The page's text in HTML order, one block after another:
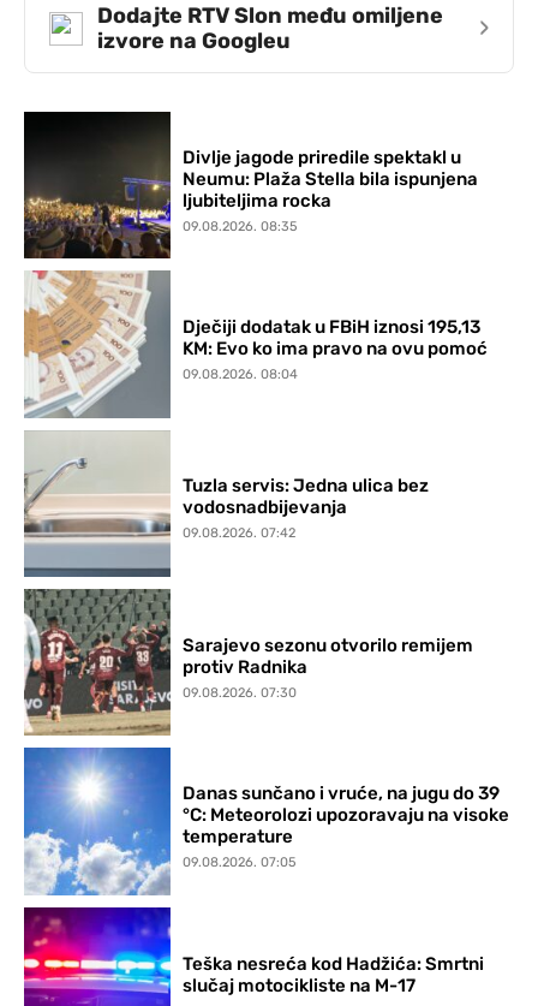
Dodajte RTV Slon među omiljene
izvore na Googleu
›
Divlje jagode priredile spektakl u
Neumu: Plaža Stella bila ispunjena
ljubiteljima rocka
09.08.2026. 08:35
Dječiji dodatak u FBiH iznosi 195,13
KM: Evo ko ima pravo na ovu pomoć
09.08.2026. 08:04
Tuzla servis: Jedna ulica bez
vodosnadbijevanja
09.08.2026. 07:42
Sarajevo sezonu otvorilo remijem
protiv Radnika
09.08.2026. 07:30
Danas sunčano i vruće, na jugu do 39
°C: Meteorolozi upozoravaju na visoke
temperature
09.08.2026. 07:05
Teška nesreća kod Hadžića: Smrtni
slučaj motocikliste na M-17